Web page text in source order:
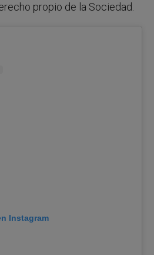
propio de la Sociedad.
Instagram